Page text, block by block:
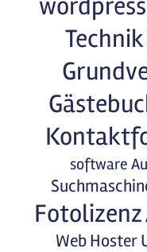
Technik
software
Fotolizenz
Web Hoster